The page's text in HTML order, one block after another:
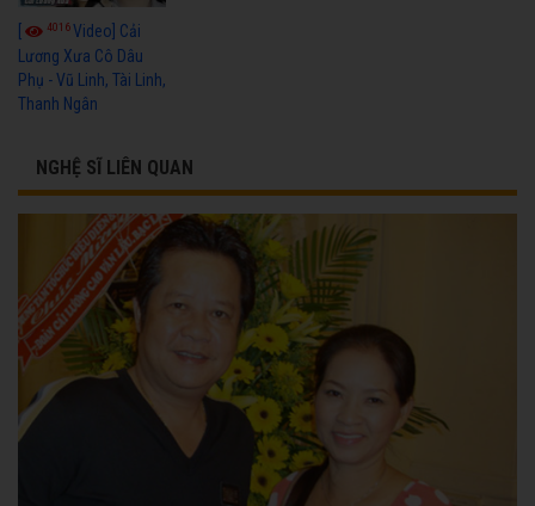
4016Video] Cải
Lương Xưa Cô Dâu
Phụ - Vũ Linh, Tài Linh,
Thanh Ngân
NGHỆ SĨ LIÊN QUAN